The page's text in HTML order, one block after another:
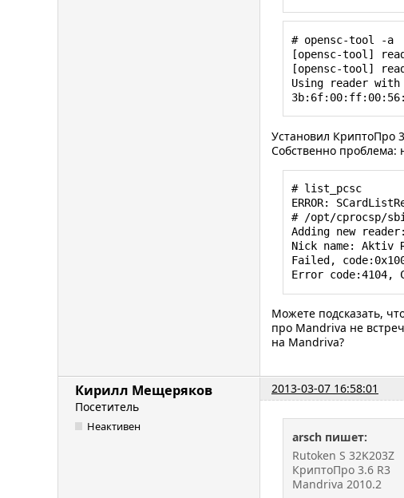
# opensc-tool -a
[opensc-tool]
[opensc-tool]
Using reader
Установил КриптоПро
Собственно проблема:
# list_pcsc
ERROR:
# /opt/cprocsp/
Adding new reader:
Nick name: Aktiv
Failed,
Error code:4104,
Можете подсказать,
про Mandriva не
на Mandriva?
Кирилл Мещеряков
2013-03-07 16:58:01
Посетитель
Неактивен
arsch пишет:
Rutoken S 32K203Z
КриптоПро 3.6 R3
Mandriva 2010.2